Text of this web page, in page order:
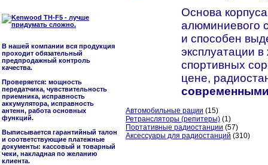
В нашей компании вся продукция
проходит обязательный
предпродажный контроль
качества.
Проверяется: мощность
передатчика, чувствительность
приемника, исправность
аккумулятора, исправность
антенн, работа основных
функций.
Выписывается гарантийный талон
и соответствующие платежные
документы: кассовый и товарный
чеки, накладная по желанию
клиента.
Основа
алюминиевого
и способен
эксплуатации
спортивных
цене,
Автомобильные рации (15)
Ретрансляторы (репитеры) (1)
Портативные радиостанции (57)
Аксессуары для радиостанций (310)